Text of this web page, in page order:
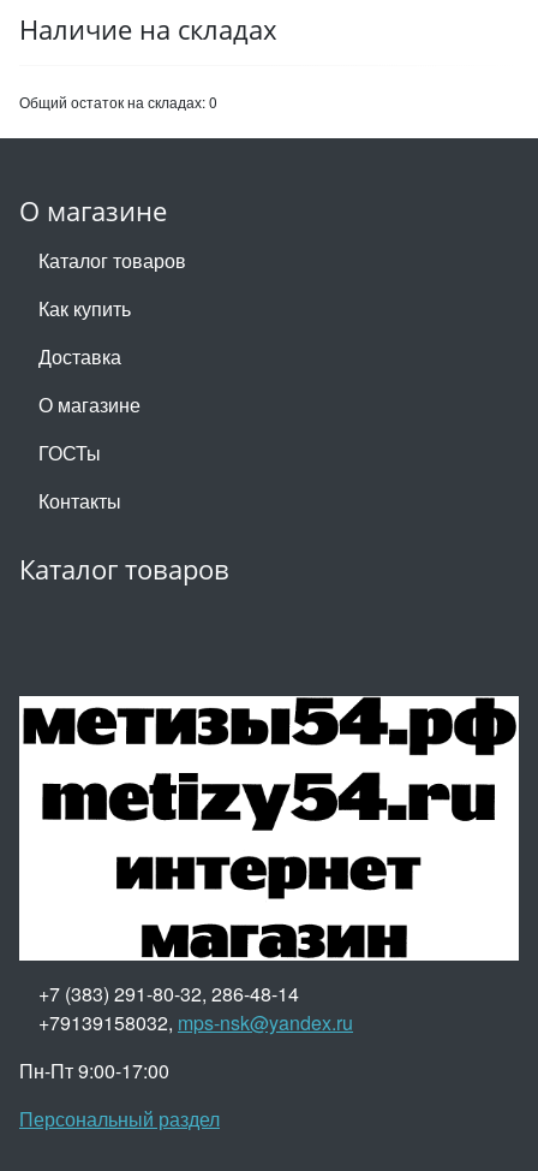
Наличие на складах
Общий остаток на складах:0
О магазине
Каталог товаров
Как купить
Доставка
О магазине
ГОСТы
Контакты
Каталог товаров
+7 (383) 291-80-32, 286-48-14
+79139158032, mps-nsk@yandex.ru
Пн-Пт 9:00-17:00
Персональный раздел